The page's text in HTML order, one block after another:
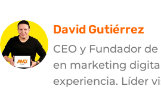
David Gutiérrez
CEO y Fundador
en marketing
experiencia. Líder